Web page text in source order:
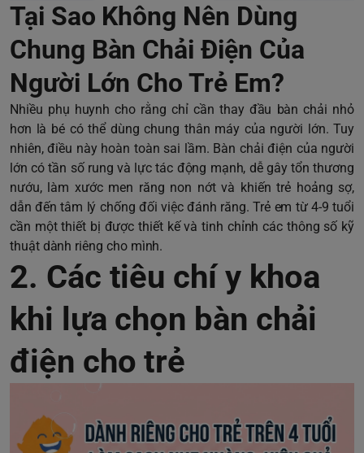
Tại Sao Không Nên Dùng
Chung Bàn Chải Điện Của
Người Lớn Cho Trẻ Em?
Nhiều phụ huynh cho rằng chỉ cần thay đầu bàn chải nhỏ
hơn là bé có thể dùng chung thân máy của người lớn. Tuy
nhiên, điều này hoàn toàn sai lầm. Bàn chải điện của người
lớn có tần số rung và lực tác động mạnh, dễ gây tổn thương
nướu, làm xước men răng non nớt và khiến trẻ hoảng sợ,
dẫn đến tâm lý chống đối việc đánh răng. Trẻ em từ 4-9 tuổi
cần một thiết bị được thiết kế và tinh chỉnh các thông số kỹ
thuật dành riêng cho mình.
2. Các tiêu chí y khoa
khi lựa chọn bàn chải
điện cho trẻ